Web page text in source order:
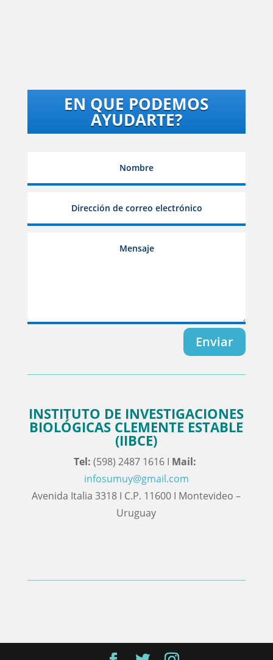
EN QUE PODEMOS
AYUDARTE?
Enviar
INSTITUTO DE INVESTIGACIONES
BIOLÓGICAS CLEMENTE ESTABLE
(IIBCE)
Tel: (598) 2487 1616 I Mail:
infosumuy@gmail.com
Avenida Italia 3318 I C.P. 11600 I Montevideo –
Uruguay